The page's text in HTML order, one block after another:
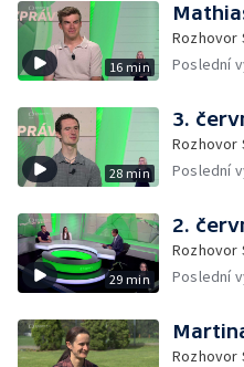
16 min
Rozhovor
Poslední
28 min
3.
Rozhovor
Poslední
29 min
2.
Rozhovor
Poslední
Rozhovor